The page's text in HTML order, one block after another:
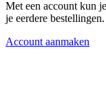
Met een account kun
je eerdere bestellingen.
Account aanmaken